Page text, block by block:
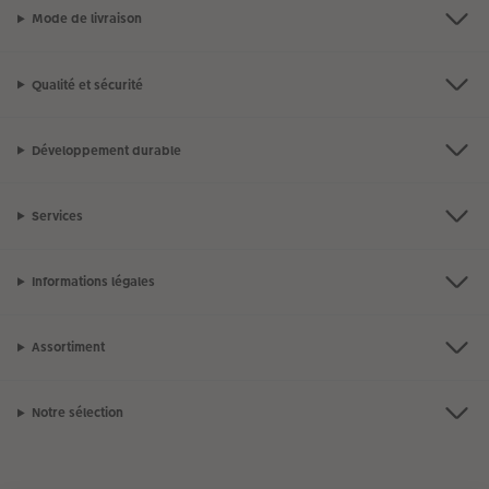
Accessoires
Mode de livraison
Qualité et sécurité
Développement durable
Services
Informations légales
Assortiment
Notre sélection